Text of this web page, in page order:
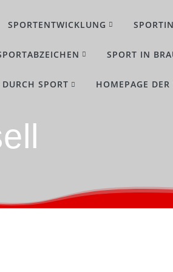
SPORTENTWICKLUNG
SPORT IN
SPORT HOMEPAGE DER